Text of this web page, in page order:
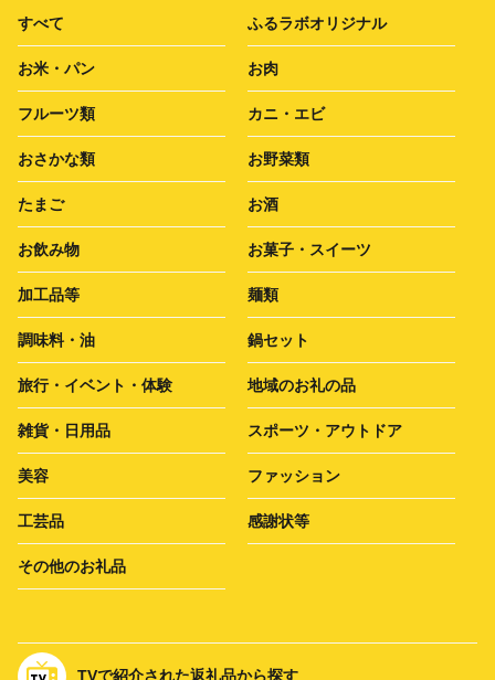
すべて ふるラボオリジナル
お米・パン お肉
フルーツ類 カニ・エビ
おさかな類 お野菜類
たまご お酒
お飲み物 お菓子・スイーツ
加工品等 麺類
調味料・油 鍋セット
旅行・イベント・体験 地域のお礼の品
雑貨・日用品 スポーツ・アウトドア
美容 ファッション
工芸品 感謝状等
その他のお礼品
TVで紹介された返礼品から探す